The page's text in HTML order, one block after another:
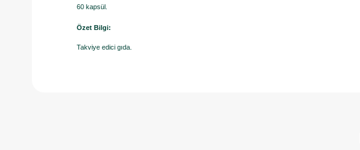
60 kapsül.
Özet Bilgi:
Takviye edici gıda.